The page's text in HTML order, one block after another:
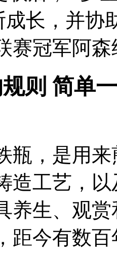
成长，并协
赛冠军阿森
则 简单
瓶，是用
造工艺，
养生、观
距今有数